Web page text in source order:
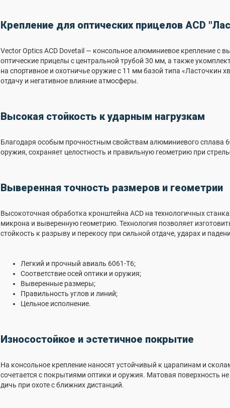
Крепление для оптических прицелов ACD
Vector Optics ACD Dovetail — консольное алюминиевое крепление
оптические прицелы с центральной трубой 30 мм, а также
на спортивное и охотничье оружие с 11 мм базой типа «Ласточкин
отдачу и негативное влияние атмосферы.
Высокая стойкость к ударным нагрузкам
Благодаря особым прочностным свойствам алюминиевого сплава
оружия, сохраняет целостность и правильную геометрию при
Выверенная точность размеров и геометрии
Высокоточная обработка кронштейна ACD на технологичных
микрона и выверенную геометрию. Технология позволяет
стойкость к разрыву и перекосу при сильной отдаче, ударах и
Легкий и прочный авиаль 6061-T6;
Соответствие осей оптики и оружия;
Выверенные размеры;
Правильность углов и линий;
Цельное исполнение.
Износостойкое и эстетичное покрытие
На консольное крепление наносят устойчивый к царапинам и
сочетается с покрытиями оптики и оружия. Матовая поверхность
дичь при охоте с ближних дистанций.